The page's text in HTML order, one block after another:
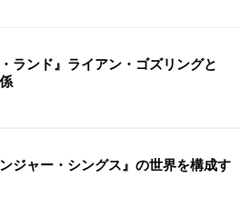
方が、Rino（りの）。背の低い
ルトラマンの娘、シンデレラ・
もあった吉本多香美に顔がちょ
として、彼女の写真集『くちづ
・ランド』ライアン・ゴズリングと
ンジャー・シングス』の世界を構成す